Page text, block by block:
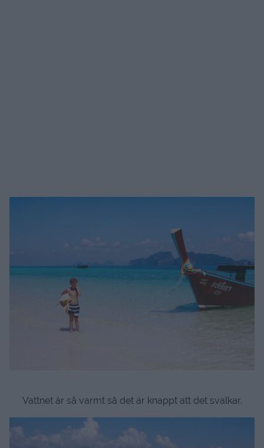
Vattnet är så varmt så det är knappt att det svalkar.